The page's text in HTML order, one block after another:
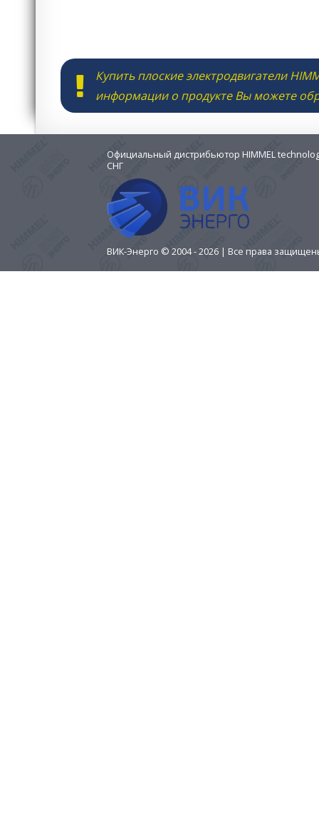
Купить плоские электродвигатели
информации о продукте Вы можете
Официальный дистрибьютор HIMMEL
СНГ
ВИК-Энерго © 2004 - 2026 | Все права